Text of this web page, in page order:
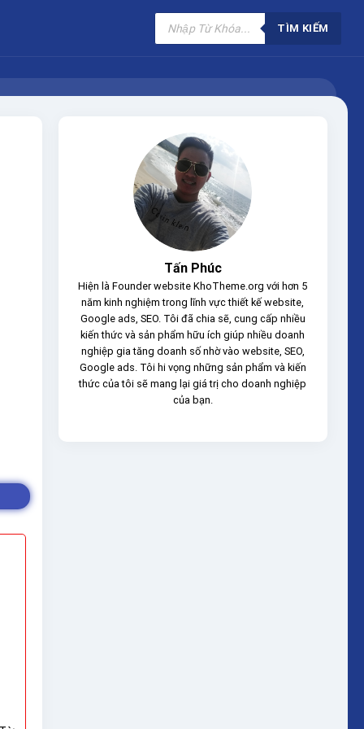
Tìm
kiếm
phẩm
TÌM KIẾM
Tấn Phúc
Hiện là Founder website KhoTheme.org với hơn 5
năm kinh nghiệm trong lĩnh vực thiết kế website,
Google ads, SEO. Tôi đã chia sẽ, cung cấp nhiều
kiến thức và sản phẩm hữu ích giúp nhiều doanh
nghiệp gia tăng doanh số nhờ vào website, SEO,
Google ads. Tôi hi vọng những sản phẩm và kiến
thức của tôi sẽ mang lại giá trị cho doanh nghiệp
của bạn.